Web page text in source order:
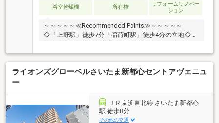
浴室乾燥機 所有権
リフォームリノベー
ション
～～～～～≪Recommended Points≫～～～～～
◇「上野駅」徒歩7分「稲荷町駅」徒歩4分の立地◇複
スーパー「マルエツ」があり買い物も快適◇専有面積
57.90㎡角部屋で単身やDINKSに最適◇区立上野小学校
や台東区役所も徒歩圏内の環境◇職住近接と都心利便
利50年ローン!◆提携銀行多数、住宅ローンご相談くだ
さい!◆車でまとめてご案内!自宅まで送迎も可能!◆年
中無休!即日対応させていただきます!
ライオンズグローベルさいたま新都心セントアヴェニュ
ー
ＪＲ京浜東北線 さいたま新都心
駅 徒歩8分
その他の交通